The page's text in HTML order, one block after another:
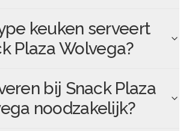
keuken serveert
Plaza Wolvega?
bij Snack Plaza
noodzakelijk?